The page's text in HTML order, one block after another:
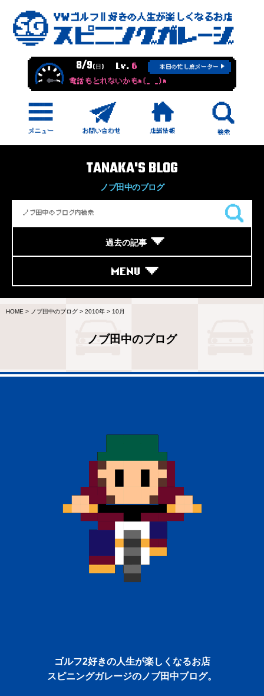
8/9(日) Lv. 6 本日の忙し度メーター
電話もとれないかもm(_ _)m
TANAKA'S BLOG
ノブ田中のブログ
過去の記事
MENU
HOME > ノブ田中のブログ > 2010年 > 10月
ノブ田中のブログ
ゴルフ2好きの人生が楽しくなるお店
スピニングガレージのノブ田中ブログ。